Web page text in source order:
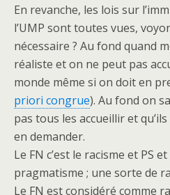
En revanche, les lois sur
l’UMP sont toutes vues,
nécessaire ? Au fond quand
réaliste et on ne peut pas
monde même si on doit en
priori congrue). Au fond on
pas tous les accueillir et
en demander.
Le FN c’est le racisme et PS et
pragmatisme ; une sorte de
Le FN est considéré comme